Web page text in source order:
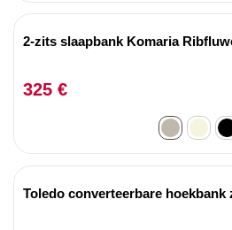
2-zits slaapbank Komaria
325 €
Toledo converteerbare hoekbank